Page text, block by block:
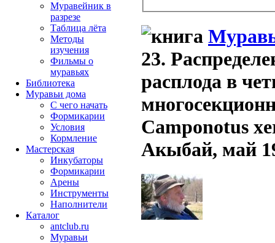
23.
расплода в
Camponotus
Акыбай, май
Муравейник в
разрезе
Таблица лёта
Методы
изучения
Фильмы о
муравьях
Библиотека
Муравьи дома
С чего начать
Формикарии
Условия
Кормление
Мастерская
Инкубаторы
Формикарии
Арены
Инструменты
Наполнители
Каталог
antclub.ru
Муравьи